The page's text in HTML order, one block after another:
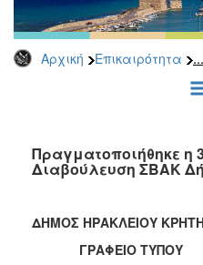
Αρχική Επικαιρότητα ...
Αρχείο
2026
2025
2022
2021
2019
2018
Πραγματοποιήθηκε η
Διαβούλευση ΣΒΑΚ
ΔΗΜΟΣ ΗΡΑΚΛΕΙΟΥ
ΓΡΑΦΕΙΟ ΤΥΠΟΥ